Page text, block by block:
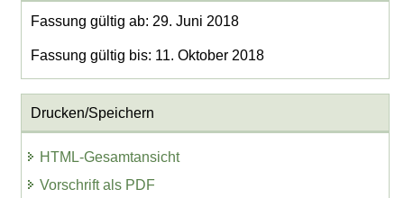
Fassung gültig ab: 29. Juni 2018
Fassung gültig bis: 11. Oktober 2018
Drucken/Speichern
HTML-Gesamtansicht
Vorschrift als PDF